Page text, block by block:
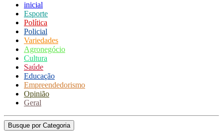
inicial
Esporte
Política
Policial
Variedades
Agronegócio
Cultura
Saúde
Educação
Empreendedorismo
Opinião
Geral
Busque por Categoria